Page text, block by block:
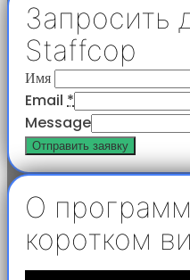
Запросить
Staffcop
Имя
Email *
Message
Отправить заявку
О
коротком